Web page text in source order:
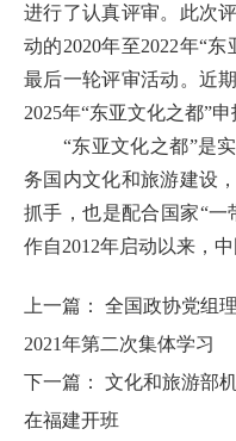
进行了认真评审。此次
动的2020年至2022年“
最后一轮评审活动。近
2025年“东亚文化之都”申
“东亚文化之都”是实
务国内文化和旅游建设
抓手，也是配合国家“一
作自2012年启动以来，
上一篇： 全国政协党组
2021年第二次集体学习
下一篇： 文化和旅游部
在福建开班